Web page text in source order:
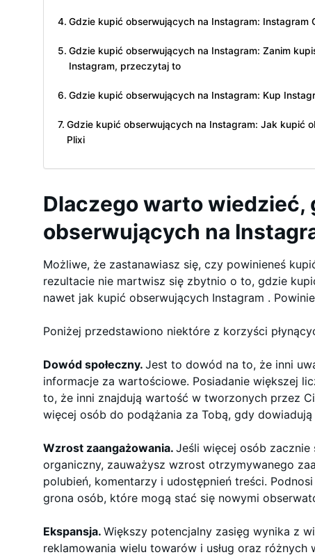
Gdzie kupić obserwujących na Instagram: Instagram
Gdzie kupić obserwujących na Instagram: Zanim
Instagram, przeczytaj to
Gdzie kupić obserwujących na Instagram: Kup
Gdzie kupić obserwujących na Instagram: Jak kupić
Plixi
Dlaczego warto wiedzieć,
obserwujących na
Możliwe, że zastanawiasz się, czy powinieneś
rezultacie nie martwisz się zbytnio o to, gdzie
nawet jak kupić obserwujących Instagram .
Poniżej przedstawiono niektóre z korzyści
Dowód społeczny. Jest to dowód na to, że inni
informacje za wartościowe. Posiadanie większej
to, że inni znajdują wartość w tworzonych przez
więcej osób do podążania za Tobą, gdy
Wzrost zaangażowania. Jeśli więcej osób
organiczny, zauważysz wzrost otrzymywanego
polubień, komentarzy i udostępnień treści.
grona osób, które mogą stać się nowymi
Ekspansja. Większy potencjalny zasięg wynika z
reklamowania wielu towarów i usług oraz różnych